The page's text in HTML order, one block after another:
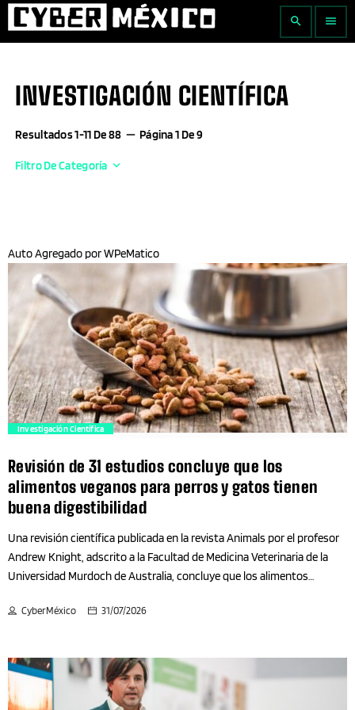
search menu
INVESTIGACIÓN CIENTÍFICA
Resultados 1-11 De 88 remove Página 1 De 9
Filtro De Categoría keyboard_arrow_down
Aguascalientes
Alcaldías
Alcaldías CDMX
Antropología-Arqueología
Aplicaciones móviles
Arquitectura
Artes Visuales
Auto Agregado por WPeMatico
trending_flat
Investigación Científica
Revisión de 31 estudios concluye que los
alimentos veganos para perros y gatos tienen
buena digestibilidad
Una revisión científica publicada en la revista Animals por el profesor
Andrew Knight, adscrito a la Facultad de Medicina Veterinaria de la
Universidad Murdoch de Australia, concluye que los alimentos
gatos son, por lo general, bien digeridos y ofrecen una digestibilidad
perros, los alimentos veganos para gatos y las dietas vegetarianas
para mascotas que son nutricionalmente adecuadas presentan, por lo
CyberMéxico 31/07/2026